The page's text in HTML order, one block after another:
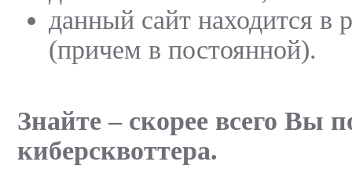
данный сайт находится в
(причем в постоянной).
Знайте – скорее всего Вы
киберсквоттера.